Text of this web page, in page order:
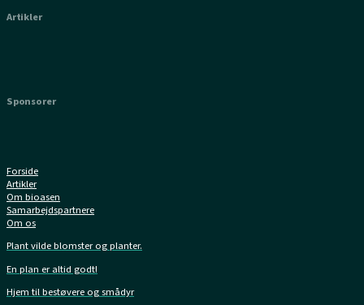
Artikler
Sponsorer
Forside
Artikler
Om bioasen
Samarbejdspartnere
Om os
Plant vilde blomster og planter.
En plan er altid godt!
Hjem til bestøvere og smådyr